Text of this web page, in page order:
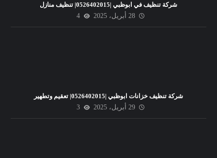
شركة تنظيف في ابوظبي |0526402015| تنظيف منازل
28 أبريل، 2025
4
شركة تنظيف خزانات ابوظبي |0526402015| تعقيم وتطهير
29 أبريل، 2025
3